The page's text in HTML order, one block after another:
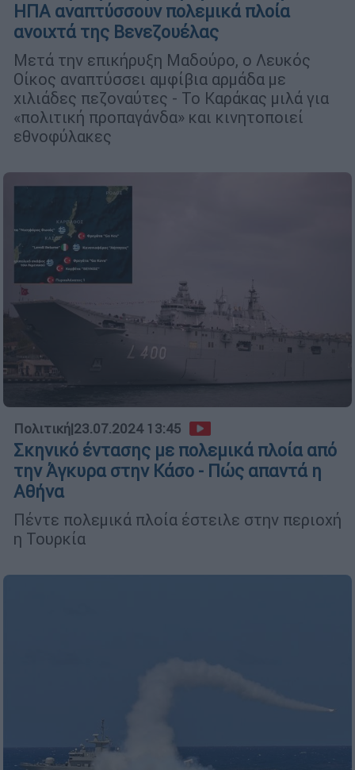
ΗΠΑ αναπτύσσουν πολεμικά πλοία
ανοιχτά της Βενεζουέλας
Μετά την επικήρυξη Μαδούρο, ο Λευκός
Οίκος αναπτύσσει αμφίβια αρμάδα με
χιλιάδες πεζοναύτες - Το Καράκας μιλά για
«πολιτική προπαγάνδα» και κινητοποιεί
εθνοφύλακες
Πολιτική|23.07.2024 13:45
Σκηνικό έντασης με πολεμικά πλοία από
την Άγκυρα στην Κάσο - Πώς απαντά η
Αθήνα
Πέντε πολεμικά πλοία έστειλε στην περιοχή
η Τουρκία